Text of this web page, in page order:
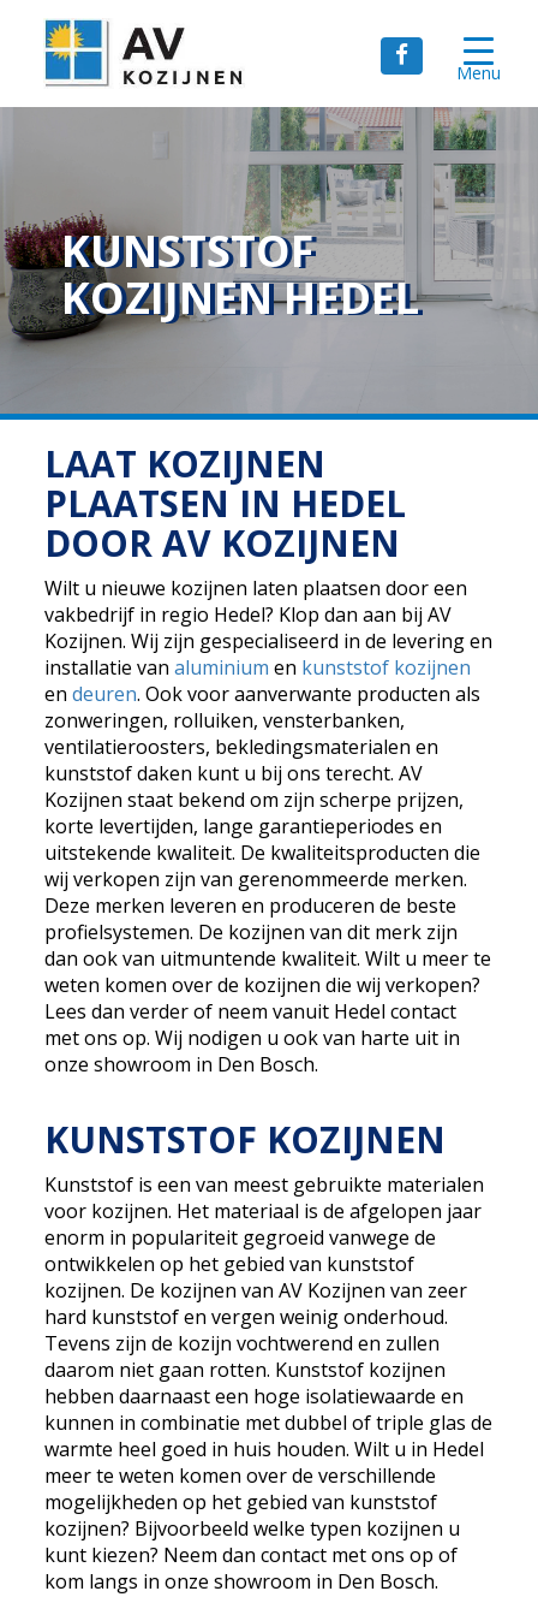
KUNSTSTOF
KOZIJNEN HEDEL
LAAT KOZIJNEN
PLAATSEN IN HEDEL
DOOR AV KOZIJNEN
Wilt u nieuwe kozijnen laten plaatsen door een
vakbedrijf in regio Hedel? Klop dan aan bij AV
Kozijnen. Wij zijn gespecialiseerd in de levering en
installatie vanaluminium en kunststof kozijnen
endeuren. Ook voor aanverwante producten als
zonweringen, rolluiken, vensterbanken,
ventilatieroosters, bekledingsmaterialen en
kunststof daken kunt u bij ons terecht. AV
Kozijnen staat bekend om zijn scherpe prijzen,
korte levertijden, lange garantieperiodes en
uitstekende kwaliteit. De kwaliteitsproducten die
wij verkopen zijn van gerenommeerde merken.
Deze merken leveren en produceren de beste
profielsystemen. De kozijnen van dit merk zijn
dan ook van uitmuntende kwaliteit. Wilt u meer te
weten komen over de kozijnen die wij verkopen?
Lees dan verder of neem vanuit Hedel contact
met ons op. Wij nodigen u ook van harte uit in
onze showroom in Den Bosch.
KUNSTSTOF KOZIJNEN
Kunststof is een van meest gebruikte materialen
voor kozijnen. Het materiaal is de afgelopen jaar
enorm in populariteit gegroeid vanwege de
ontwikkelen op het gebied van kunststof
kozijnen. De kozijnen van AV Kozijnen van zeer
hard kunststof en vergen weinig onderhoud.
Tevens zijn de kozijn vochtwerend en zullen
daarom niet gaan rotten. Kunststof kozijnen
hebben daarnaast een hoge isolatiewaarde en
kunnen in combinatie met dubbel of triple glas de
warmte heel goed in huis houden. Wilt u in Hedel
meer te weten komen over de verschillende
mogelijkheden op het gebied van kunststof
kozijnen? Bijvoorbeeld welke typen kozijnen u
kunt kiezen? Neem dan contact met ons op of
kom langs in onze showroom in Den Bosch.
Menu